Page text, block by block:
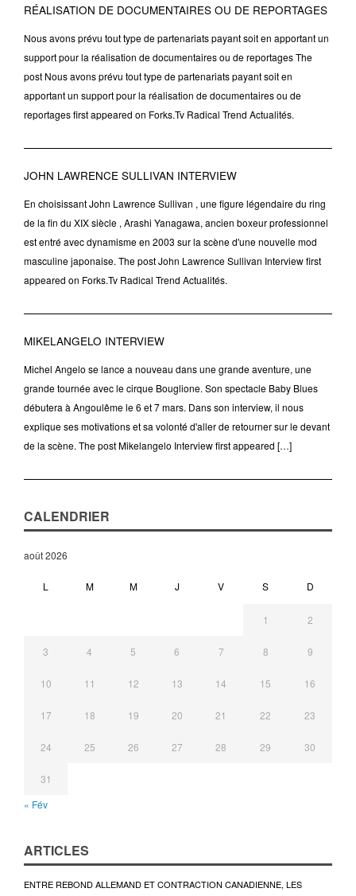
RÉALISATION DE DOCUMENTAIRES OU DE REPORTAGES
Nous avons prévu tout type de partenariats payant soit en apportant un
support pour la réalisation de documentaires ou de reportages The
post Nous avons prévu tout type de partenariats payant soit en
apportant un support pour la réalisation de documentaires ou de
reportages first appeared on Forks.Tv Radical Trend Actualités.
JOHN LAWRENCE SULLIVAN INTERVIEW
En choisissant John Lawrence Sullivan , une figure légendaire du ring
de la fin du XIX siècle , Arashi Yanagawa, ancien boxeur professionnel
est entré avec dynamisme en 2003 sur la scène d'une nouvelle mod
masculine japonaise. The post John Lawrence Sullivan Interview first
appeared on Forks.Tv Radical Trend Actualités.
MIKELANGELO INTERVIEW
Michel Angelo se lance a nouveau dans une grande aventure, une
grande tournée avec le cirque Bouglione. Son spectacle Baby Blues
débutera à Angoulême le 6 et 7 mars. Dans son interview, il nous
explique ses motivations et sa volonté d'aller de retourner sur le devant
de la scène. The post Mikelangelo Interview first appeared […]
CALENDRIER
août 2026
L M M J V S D
1 2
3 4 5 6 7 8 9
10 11 12 13 14 15 16
17 18 19 20 21 22 23
24 25 26 27 28 29 30
31
« Fév
ARTICLES
ENTRE REBOND ALLEMAND ET CONTRACTION CANADIENNE, LES